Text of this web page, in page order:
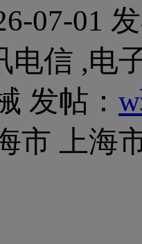
07-01
电信 ,电
发帖：
市 上海